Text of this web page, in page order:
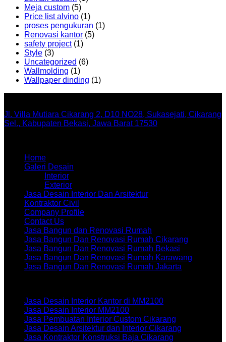
Meja custom (5)
Price list alvino (1)
proses pengukuran (1)
Renovasi kantor (5)
safety project(1)
Style (3)
Uncategorized (6)
Wallmolding (1)
Wallpaper dinding (1)
Jl. Villa Mutiara Cikarang 2, D10 NO28, Sukasejati, Cikarang
Sel., Kabupaten Bekasi, Jawa Barat 17530
Home
Galeri Desain
Interior
Exterior
Jasa Desain Interior Dan Arsitektur
Kontraktor Civil
Company Profile
Contact Us
Jasa Bangun dan Renovasi Rumah
Jasa Bangun Dan Renovasi Rumah Cikarang
Jasa Bangun Dan Renovasi Rumah Bekasi
Jasa Bangun Dan Renovasi Rumah Karawang
Jasa Bangun Dan Renovasi Rumah Jakarta
Jasa Desain Interior Kantor di MM2100
Jasa Desain Interior MM2100
Jasa Pembuatan Interior Custom Cikarang
Jasa Desain Arsitektur dan Interior Cikarang
Jasa Kontraktor Konstruksi Baja Cikarang